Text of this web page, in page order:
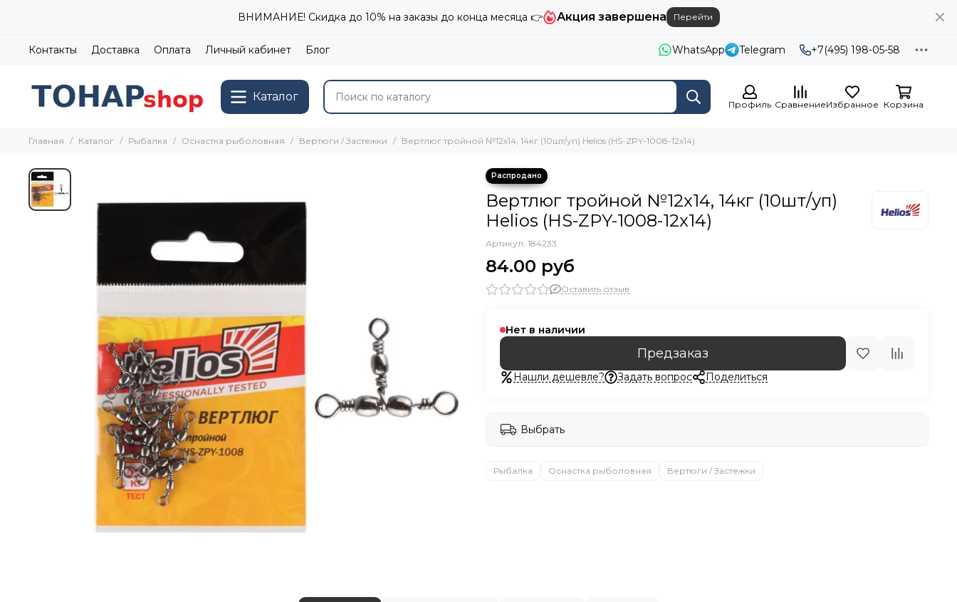
ВНИМАНИЕ! Скидка до 10% на заказы до конца месяца 👉 Акция завершена Перейти
Контакты Доставка Оплата Личный кабинет Блог WhatsApp Telegram +7(495) 198-05-58
Каталог
Профиль СравнениеИзбранное Корзина
Главная Каталог Рыбалка Оснастка рыболовная Вертюги / Застежки Вертлюг тройной №12x14, 14кг (10шт/уп) Helios (HS-ZPY-1008-12x14)
Вертлюг тройной №12x14, 14кг (10шт/уп)
Helios (HS-ZPY-1008-12x14)
Артикул: 184233
84.00 руб
Оставить отзыв
Нет в наличии
Предзаказ
Нашли дешевле? Задать вопрос Поделиться
Выбрать
Рыбалка Оснастка рыболовная Вертюги / Застежки